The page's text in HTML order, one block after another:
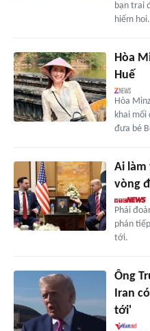
bạn trai
hiếm hoi.
Hòa
Huế
Hòa
khai mối
đưa bé
Ai
vòng
Phái
phán
tới.
Ông
Iran
tới'